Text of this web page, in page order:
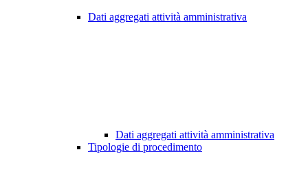
Dati aggregati attività amministrativa
Dati aggregati attività amministrativa
Tipologie di procedimento